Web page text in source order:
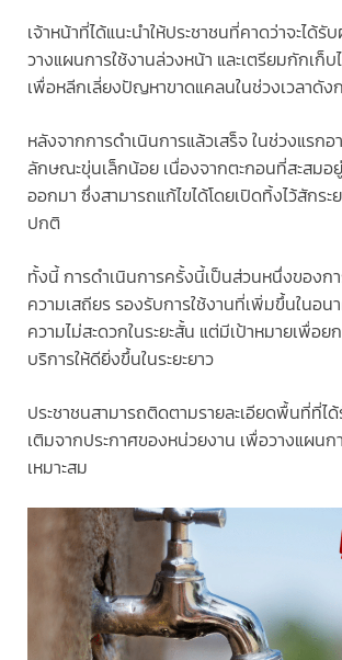
เจ้าหน้าที่ได้แนะนำให้ประชาชนที่คาดว่าจะได้รั
วางแผนการใช้งานล่วงหน้า และเตรียมกักเก็บ
เพื่อหลีกเลี่ยงปัญหาขาดแคลนในช่วงเวลาดัง
หลังจากการดำเนินการแล้วเสร็จ ในช่วงแรก
ลักษณะขุ่นเล็กน้อย เนื่องจากตะกอนที่สะสมอ
ออกมา ซึ่งสามารถแก้ไขได้โดยเปิดทิ้งไว้สักระ
ปกติ
ทั้งนี้ การดำเนินการครั้งนี้เป็นส่วนหนึ่งของก
ความเสถียร รองรับการใช้งานที่เพิ่มขึ้นในอน
ความไม่สะดวกในระยะสั้น แต่มีเป้าหมายเพื่อ
บริการให้ดียิ่งขึ้นในระยะยาว
ประชาชนสามารถติดตามรายละเอียดพื้นที่ที่ไ
เติมจากประกาศของหน่วยงาน เพื่อวางแผนก
เหมาะสม